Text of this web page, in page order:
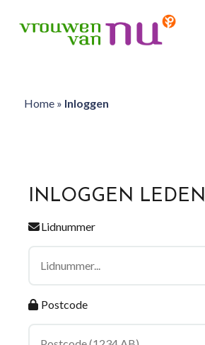
Home» Inloggen
INLOGGEN LEDEN
Lidnummer
Postcode